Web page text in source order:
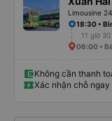
Limousine
18:30 •
11 giờ
06:00 •
Không cần thanh
Xác nhận chỗ ngay